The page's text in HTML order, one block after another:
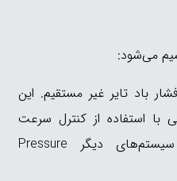
می‌شود:
باد تایر غیر مستقیم. این
استفاده از کنترل سرعت
چرخ‌ها و ارتباط با سیستم‌های دیگر Pressure